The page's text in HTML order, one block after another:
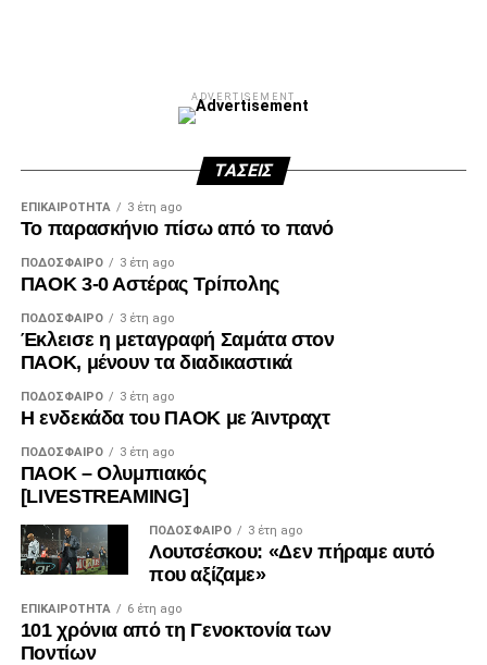
Facebook
Twitter
Email
Pinterest
WhatsApp
LinkedIn
ADVERTISEMENT
ΤΆΣΕΙΣ
ΕΠΙΚΑΙΡΌΤΗΤΑ 3 έτη ago
Το παρασκήνιο πίσω από το πανό
ΠΟΔΌΣΦΑΙΡΟ 3 έτη ago
ΠΑΟΚ 3-0 Αστέρας Τρίπολης
ΠΟΔΌΣΦΑΙΡΟ 3 έτη ago
Έκλεισε η μεταγραφή Σαμάτα στον
ΠΑΟΚ, μένουν τα διαδικαστικά
ΠΟΔΌΣΦΑΙΡΟ 3 έτη ago
Η ενδεκάδα του ΠΑΟΚ με Άιντραχτ
ΠΟΔΌΣΦΑΙΡΟ 3 έτη ago
ΠΑΟΚ – Ολυμπιακός
[LIVESTREAMING]
ΠΟΔΌΣΦΑΙΡΟ 3 έτη ago
Λουτσέσκου: «Δεν πήραμε αυτό
που αξίζαμε»
ΕΠΙΚΑΙΡΌΤΗΤΑ 6 έτη ago
101 χρόνια από τη Γενοκτονία των
Ποντίων